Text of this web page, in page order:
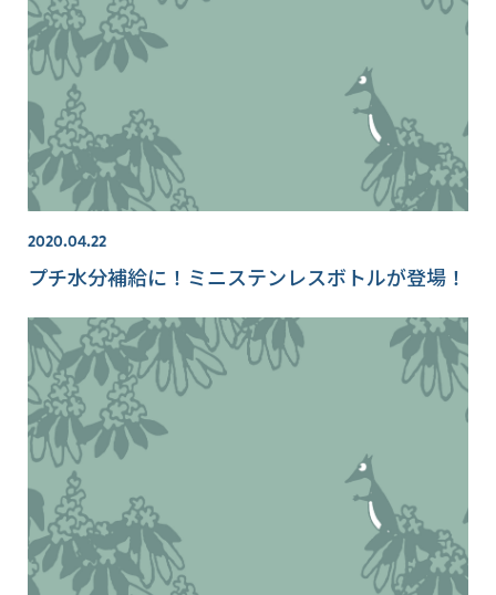
2020.04.22
プチ水分補給に！ミニステンレスボトルが登場！